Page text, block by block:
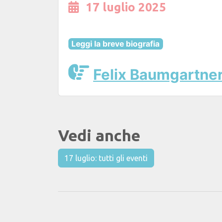
17 luglio 2025
Leggi la breve biografia
Felix
Vedi anche
17 luglio: tutti gli eventi